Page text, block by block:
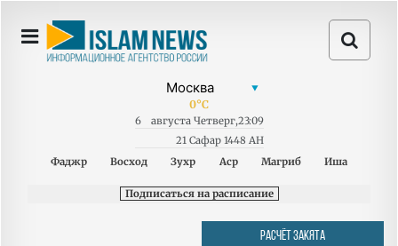
0°C
6 августа Четверг,23:09
21 Сафар 1448 AH
Фаджр
Восход Зухр Аср Магриб Иша
Подписаться на расписание
РАСЧЁТ ЗАКЯТА